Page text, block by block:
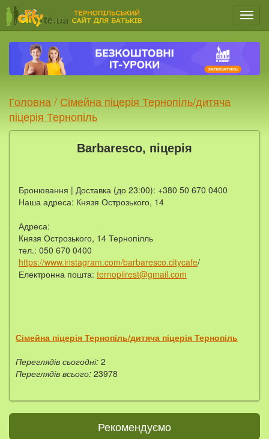
Меню
Головна / Сімейна піцерія Тернопіль/дитяча
піцерія Тернопіль
Barbaresco, піцерія
Бронювання | Доставка (до 23:00): +380 50 670 0400
Наша адреса: Князя Острозького, 14
Адреса:
Князя Острозького, 14 Тернопілль
тел.: 050 670 0400
https://www.instagram.com/barbaresco.citycafe/
Електронна пошта: ternopilrest@gmail.com
Сімейна піцерія Тернопіль/дитяча піцерія Тернопіль
Переглядів сьогодні: 2
Переглядів всього: 23978
Рекомендуємо